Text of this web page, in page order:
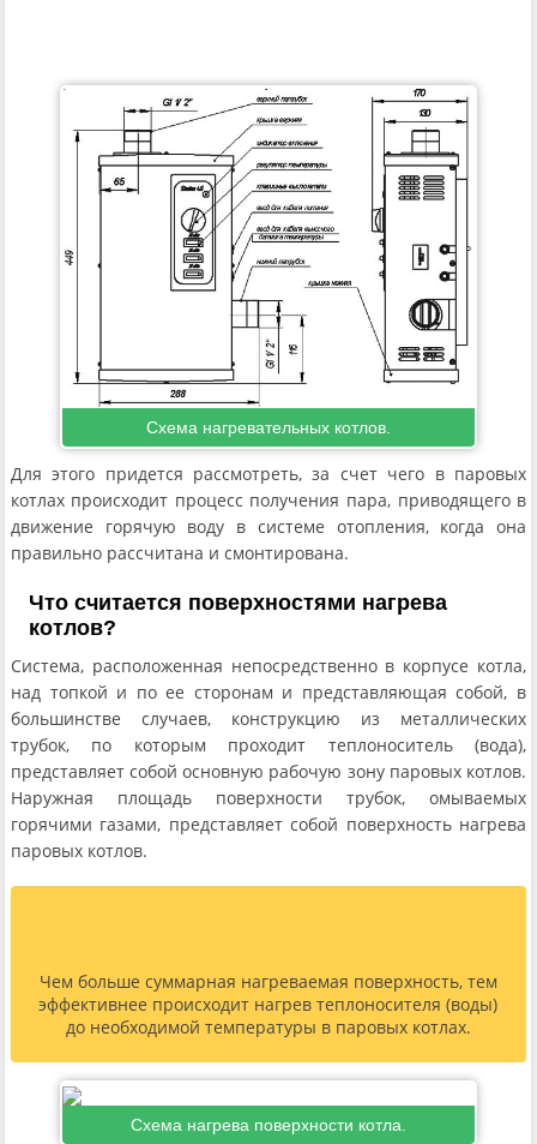
Схема нагревательных котлов.
Для этого придется рассмотреть, за счет чего в паровых
котлах происходит процесс получения пара, приводящего в
движение горячую воду в системе отопления, когда она
правильно рассчитана и смонтирована.
Что считается поверхностями нагрева
котлов?
Система, расположенная непосредственно в корпусе котла,
над топкой и по ее сторонам и представляющая собой, в
большинстве случаев, конструкцию из металлических
трубок, по которым проходит теплоноситель (вода),
представляет собой основную рабочую зону паровых котлов.
Наружная площадь поверхности трубок, омываемых
горячими газами, представляет собой поверхность нагрева
паровых котлов.
Чем больше суммарная нагреваемая поверхность, тем
эффективнее происходит нагрев теплоносителя (воды)
до необходимой температуры в паровых котлах.
Схема нагрева поверхности котла.